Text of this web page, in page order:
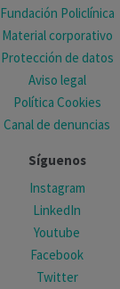
Fundación Policlínica
Material corporativo
Protección de datos
Aviso legal
Política Cookies
Canal de denuncias
Síguenos
Instagram
LinkedIn
Youtube
Facebook
Twitter